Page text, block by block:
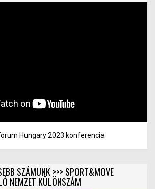
Hungary 2023 konferencia
SZÁMUNK >>> SPORT&MOVE
NEMZET KÜLÖNSZÁM